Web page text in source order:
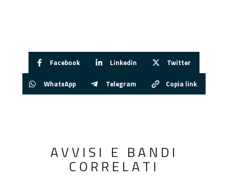
Facebook Linkedin Twitter
WhatsApp Telegram Copia link
AVVISI E BANDI
CORRELATI